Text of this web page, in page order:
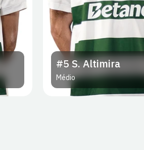
#5S. Altimira
Médio